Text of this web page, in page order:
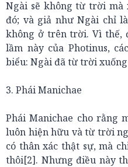
Ngài sẽ không từ trời mà
đó; và giả như Ngài chỉ
không ở trên trời. Vì thế,
lầm này của Photinus,
biểu: Ngài đã từ trời
3. Phái Manichae
Phái Manichae cho rằng
luôn hiện hữu và từ trời
có thân xác thật sự, mà
thôi[2]. Nhưng điều này